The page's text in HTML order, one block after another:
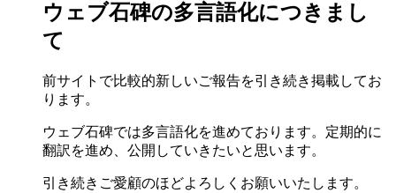
ウェブ石碑の多言語化につきまし
て
前サイトで比較的新しいご報告を引き続き掲載してお
ります。
ウェブ石碑では多言語化を進めております。定期的に
翻訳を進め、公開していきたいと思います。
引き続きご愛顧のほどよろしくお願いいたします。